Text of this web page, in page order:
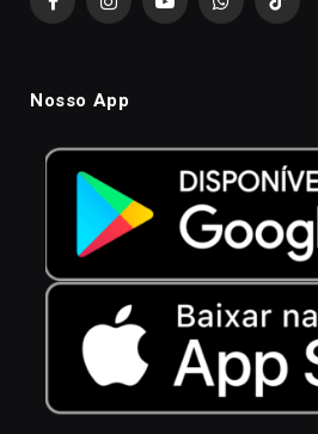
FacebookInstagramYouTubeWhatsAppTikTok
Nosso App